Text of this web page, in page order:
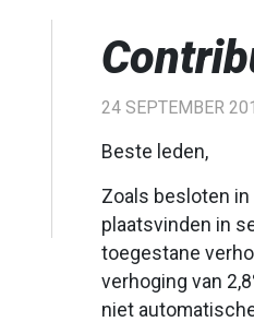
24 SEPTEMBER
Beste leden,
Zoals besloten in
plaatsvinden in
toegestane
verhoging van
niet